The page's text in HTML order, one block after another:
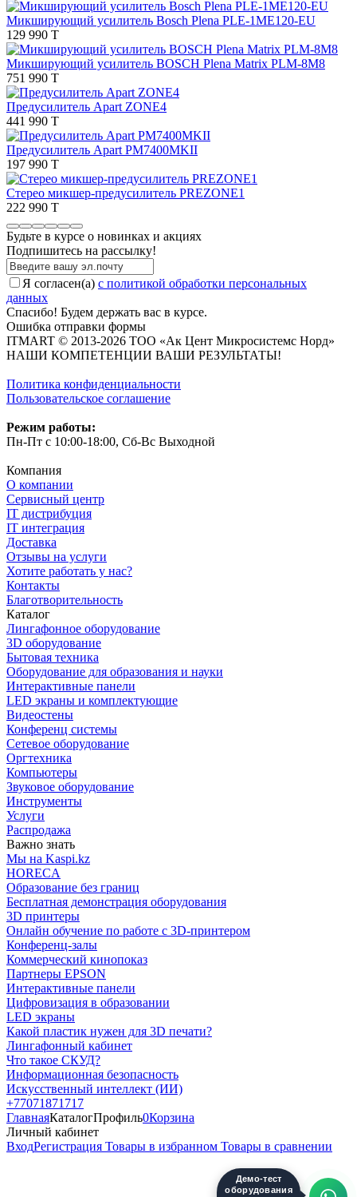
Микширующий усилитель Bosch Plena PLE-1ME120-EU
129 990 T
Микширующий усилитель BOSCH Plena Matrix PLM-8M8
751 990 T
Предусилитель Apart ZONE4
441 990 T
Предусилитель Apart PM7400MKII
197 990 T
Стерео микшер-предусилитель PREZONE1
222 990 T
Будьте в курсе о новинках и акциях
Подпишитесь на рассылкy!
Я согласен(a) с политикой обработки персональных
данных
Спасибо! Будем держать вас в курсе.
Ошибка отправки формы
ITMART © 2013-2026 ТОО «Ак Цент Микросистемс Норд»
НАШИ КОМПЕТЕНЦИИ ВАШИ РЕЗУЛЬТАТЫ!
Политика конфиденциальности
Пользовательское соглашение
Режим работы:
Пн-Пт с 10:00-18:00, Сб-Вс Выходной
Компания
О компании
Сервисный центр
IT дистрибуция
IT интеграция
Доставка
Отзывы на услуги
Хотите работать у нас?
Контакты
Благотворительность
Каталог
Лингафонное оборудование
3D оборудование
Бытовая техника
Оборудование для образования и науки
Интерактивные панели
LED экраны и комплектующие
Видеостены
Конференц системы
Сетевое оборудование
Оргтехника
Компьютеры
Звуковое оборудование
Инструменты
Услуги
Распродажа
Важно знать
Мы на Kaspi.kz
HORECA
Образование без границ
Бесплатная демонстрация оборудования
3D принтеры
Онлайн обучение по работе с 3D-принтером
Конференц-залы
Коммерческий кинопоказ
Партнеры EPSON
Интерактивные панели
Цифровизация в образовании
LED экраны
Какой пластик нужен для 3D печати?
Лингафонный кабинет
Что такое СКУД?
Информационная безопасность
Искусственный интеллект (ИИ)
+77071871717
Демо-тест
оборудования
ГлавнаяКаталогПрофиль0Корзина
Личный кабинет
ВходРегистрация Товары в избранном Товары в сравнении